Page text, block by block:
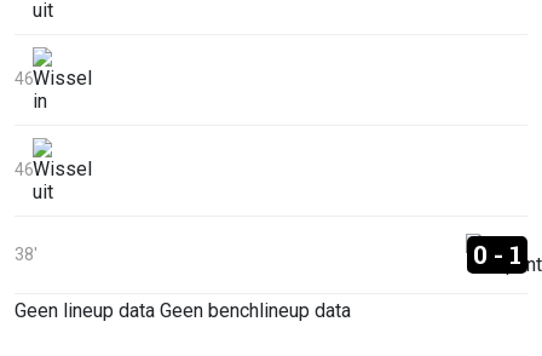
46'
46'
38' 0 - 1
Geen lineup data Geen benchlineup data